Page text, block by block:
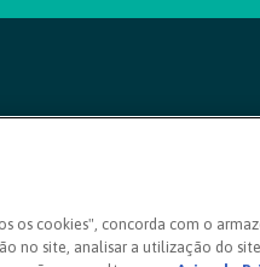
os cookies", concorda com o
no site, analisar a utilização do